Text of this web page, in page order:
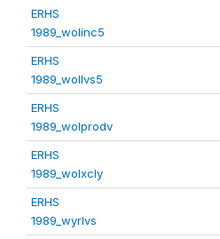
ERHS
1989_wolinc5
ERHS
1989_wollvs5
ERHS
1989_wolprodv
ERHS
1989_wolxcly
ERHS
1989_wyrlvs